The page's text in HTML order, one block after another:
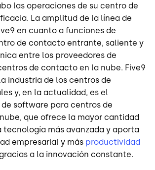
las operaciones de su centro de
La amplitud de la línea de
en cuanto a funciones de
de contacto entrante, saliente y
entre los proveedores de
de contacto en la nube. Five9
industria de los centros de
y, en la actualidad, es el
software para centros de
que ofrece la mayor cantidad
tecnología más avanzada y aporta
empresarial y más productividad
a la innovación constante.